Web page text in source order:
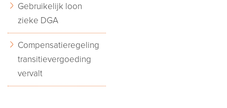
Gebruikelijk loon
zieke DGA
Compensatieregeling
transitievergoeding
vervalt